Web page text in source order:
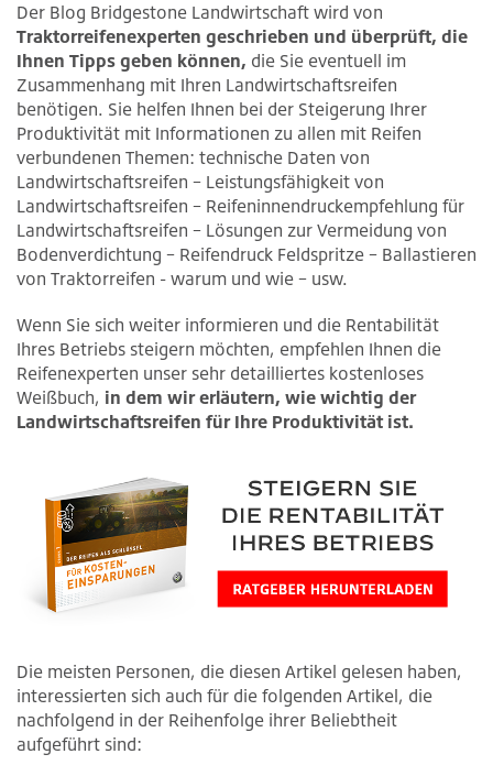
Der Blog Bridgestone Landwirtschaft wird von
Traktorreifenexperten geschrieben und überprüft, die
Ihnen Tipps geben können, die Sie eventuell im
Zusammenhang mit Ihren Landwirtschaftsreifen
benötigen. Sie helfen Ihnen bei der Steigerung Ihrer
Produktivität mit Informationen zu allen mit Reifen
verbundenen Themen: technische Daten von
Landwirtschaftsreifen – Leistungsfähigkeit von
Landwirtschaftsreifen – Reifeninnendruckempfehlung für
Landwirtschaftsreifen – Lösungen zur Vermeidung von
Bodenverdichtung – Reifendruck Feldspritze – Ballastieren
von Traktorreifen - warum und wie – usw.
Wenn Sie sich weiter informieren und die Rentabilität
Ihres Betriebs steigern möchten, empfehlen Ihnen die
Reifenexperten unser sehr detailliertes kostenloses
Weißbuch, in dem wir erläutern, wie wichtig der
Landwirtschaftsreifen für Ihre Produktivität ist.
Die meisten Personen, die diesen Artikel gelesen haben,
interessierten sich auch für die folgenden Artikel, die
nachfolgend in der Reihenfolge ihrer Beliebtheit
aufgeführt sind: